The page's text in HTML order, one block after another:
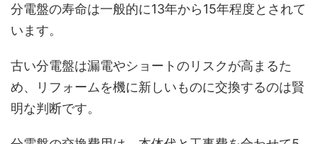
分電盤の寿命は一般的に13年から15年程度とされて
います。
古い分電盤は漏電やショートのリスクが高まるた
め、リフォームを機に新しいものに交換するのは賢
明な判断です。